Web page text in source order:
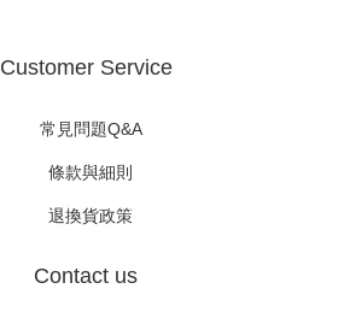
Customer Service
常見問題Q&A
條款與細則
退換貨政策
Contact us